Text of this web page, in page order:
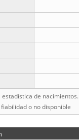
de nacimientos.
o no disponible